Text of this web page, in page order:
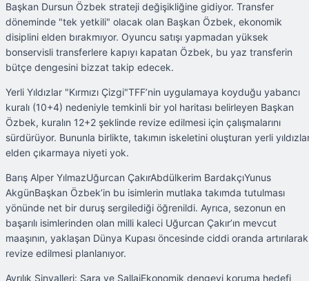
Başkan Dursun Özbek strateji değişikliğine gidiyor. Transfer
döneminde "tek yetkili" olacak olan Başkan Özbek, ekonomik
disiplini elden bırakmıyor. Oyuncu satışı yapmadan yüksek
bonservisli transferlere kapıyı kapatan Özbek, bu yaz transferin
bütçe dengesini bizzat takip edecek.
Yerli Yıldızlar "Kırmızı Çizgi"TFF’nin uygulamaya koyduğu yabancı
kuralı (10+4) nedeniyle temkinli bir yol haritası belirleyen Başkan
Özbek, kuralın 12+2 şeklinde revize edilmesi için çalışmalarını
sürdürüyor. Bununla birlikte, takımın iskeletini oluşturan yerli
elden çıkarmaya niyeti yok.
Barış Alper YılmazUğurcan ÇakırAbdülkerim BardakçıYunus
AkgünBaşkan Özbek’in bu isimlerin mutlaka takımda tutulması
yönünde net bir duruş sergilediği öğrenildi. Ayrıca, sezonun en
başarılı isimlerinden olan milli kaleci Uğurcan Çakır’ın mevcut
maaşının, yaklaşan Dünya Kupası öncesinde ciddi oranda artırılarak
revize edilmesi planlanıyor.
Ayrılık Sinyalleri: Sara ve SallaiEkonomik dengeyi koruma hedefi